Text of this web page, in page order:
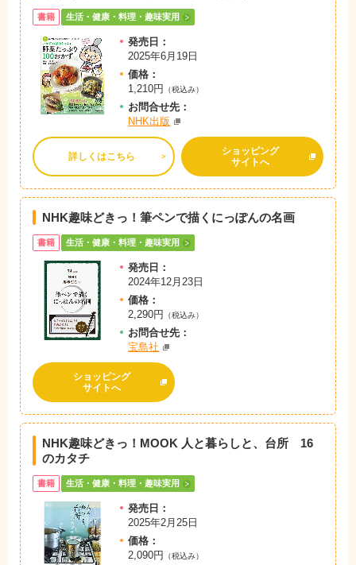
書籍 生活・健康・料理・趣味実用
発売日：
2025年6月19日
価格：
1,210円
（税込み）
お問合せ先：
NHK出版
詳しくはこちら
ショッピング
サイトへ
NHK趣味どきっ！筆ペンで描くにっぽんの名画
書籍 生活・健康・料理・趣味実用
発売日：
2024年12月23日
価格：
2,290円
（税込み）
お問合せ先：
宝島社
ショッピング
サイトへ
NHK趣味どきっ！MOOK 人と暮らしと、台所 16
のカタチ
書籍 生活・健康・料理・趣味実用
発売日：
2025年2月25日
価格：
2,090円
（税込み）